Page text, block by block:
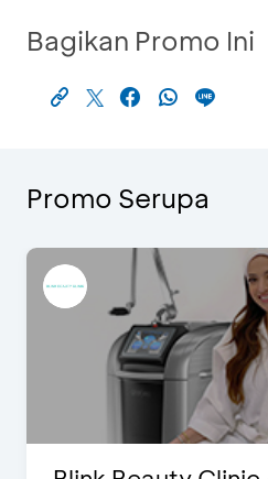
Bagikan Promo Ini
Promo Serupa